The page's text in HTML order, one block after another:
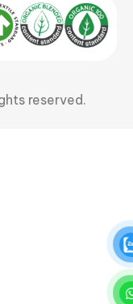
reserved.